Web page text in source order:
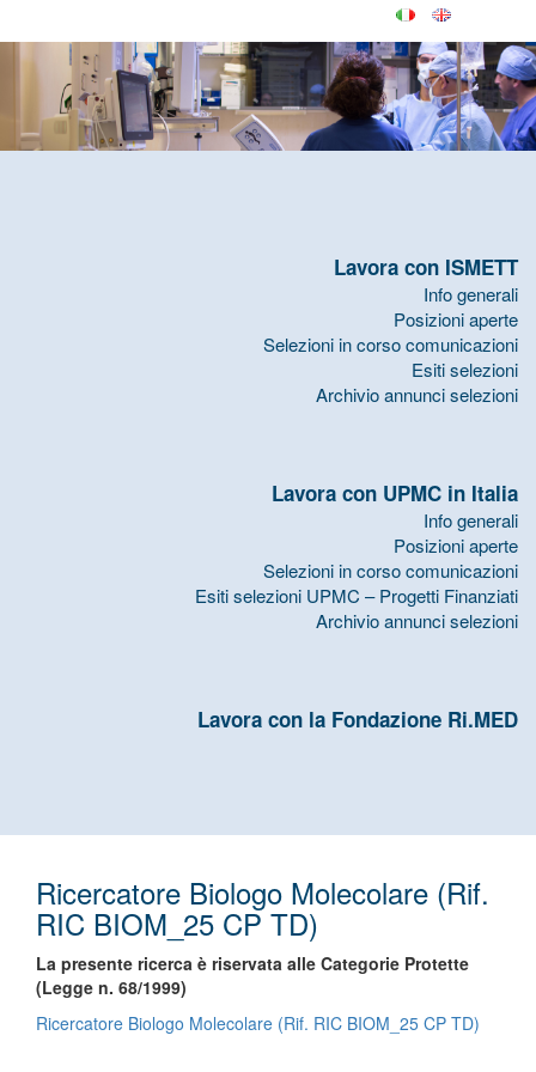
Lavora con ISMETT
Info generali
Posizioni aperte
Selezioni in corso comunicazioni
Esiti selezioni
Archivio annunci selezioni
Lavora con UPMC in Italia
Info generali
Posizioni aperte
Selezioni in corso comunicazioni
Esiti selezioni UPMC – Progetti Finanziati
Archivio annunci selezioni
Lavora con la Fondazione Ri.MED
Ricercatore Biologo Molecolare (Rif.
RIC BIOM_25 CP TD)
La presente ricerca è riservata alle Categorie Protette
(Legge n. 68/1999)
Ricercatore Biologo Molecolare (Rif. RIC BIOM_25 CP TD)